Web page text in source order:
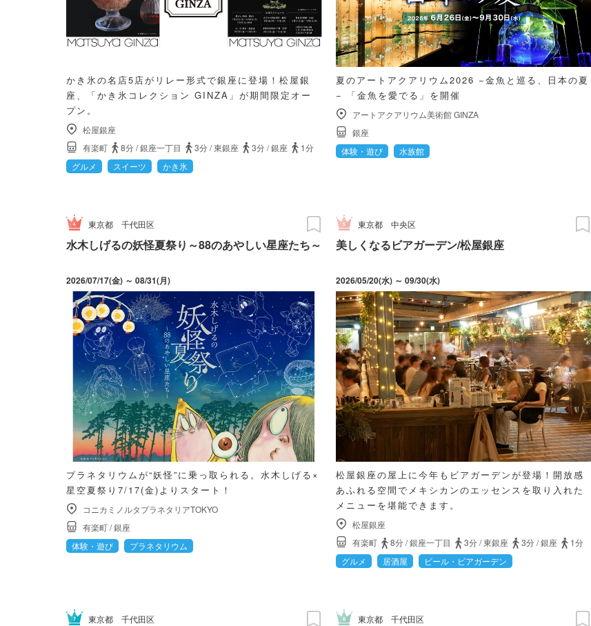
かき氷の名店5店がリレー形式で銀座に登場！松屋銀
座、「かき氷コレクション GINZA」が期間限定オー
プン。
松屋銀座
有楽町
8分/銀座一丁目 3分/東銀座 3分/銀座
1分
グルメ
スイーツ かき氷
夏のアートアクアリウム2026 −金魚と巡る、日本の夏
− 「金魚を愛でる」を開催
アートアクアリウム美術館 GINZA
銀座
体験・遊び
水族館
東京都 千代田区
水木しげるの妖怪夏祭り～88のあやしい星座たち～
2026/07/17(金) ～ 08/31(月)
プラネタリウムが“妖怪”に乗っ取られる。水木しげる×
星空夏祭り7/17(金)よりスタート！
コニカミノルタプラネタリアTOKYO
有楽町/銀座
体験・遊び
プラネタリウム
東京都中央区
美しくなるビアガーデン/松屋銀座
2026/05/20(水) ～ 09/30(水)
松屋銀座の屋上に今年もビアガーデンが登場！開放感
あふれる空間でメキシカンのエッセンスを取り入れた
メニューを堪能できます。
松屋銀座
有楽町
8分/銀座一丁目 3分/東銀座 3分/銀座
1分
グルメ
居酒屋 ビール・ビアガーデン
東京都 千代田区 東京都千代田区